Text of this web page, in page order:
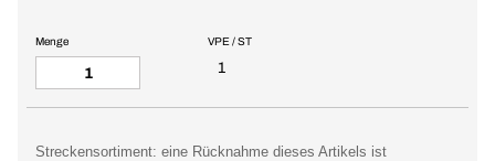
VPE / ST
1
Menge
Streckensortiment: eine Rücknahme dieses Artikels ist